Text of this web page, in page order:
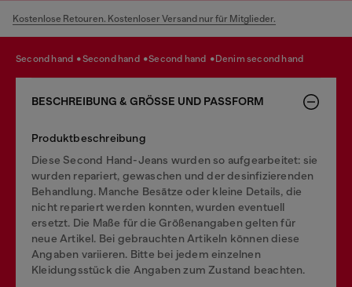
Kostenlose Retouren. Kostenloser Versand nur für Mitglieder.
second hand second hand second hand denim second hand
BESCHREIBUNG & GRÖSSE UND PASSFORM
Produktbeschreibung
Diese Second Hand-Jeans wurden so aufgearbeitet: sie
wurden repariert, gewaschen und der desinfizierenden
Behandlung. Manche Besätze oder kleine Details, die
nicht repariert werden konnten, wurden eventuell
ersetzt. Die Maße für die Größenangaben gelten für
neue Artikel. Bei gebrauchten Artikeln können diese
Angaben variieren. Bitte bei jedem einzelnen
Kleidungsstück die Angaben zum Zustand beachten.